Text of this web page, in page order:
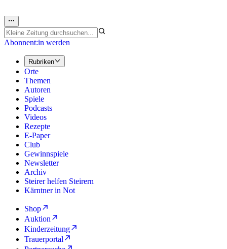
Abonnent:in werden
Rubriken
Orte
Themen
Autoren
Spiele
Podcasts
Videos
Rezepte
E-Paper
Club
Gewinnspiele
Newsletter
Archiv
Steirer helfen Steirern
Kärntner in Not
Shop
Auktion
Kinderzeitung
Trauerportal